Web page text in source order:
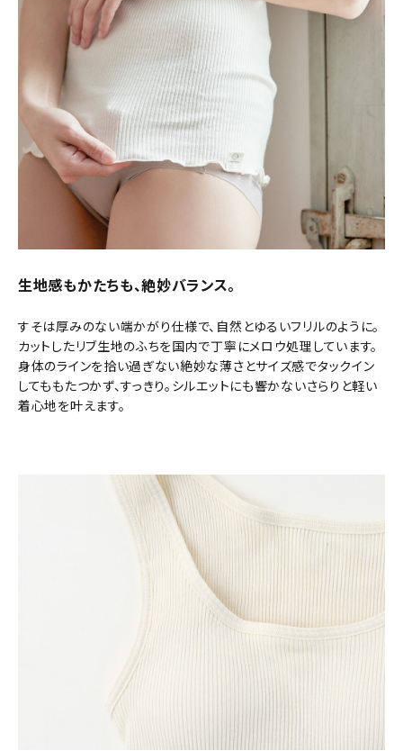
生地感もかたちも、絶妙バランス。
すそは厚みのない端かがり仕様で、自然とゆるいフリルのように。
カットしたリブ生地のふちを国内で丁寧にメロウ処理しています。
身体のラインを拾い過ぎない絶妙な薄さとサイズ感でタックイン
してももたつかず、すっきり。シルエットにも響かないさらりと軽い
着心地を叶えます。